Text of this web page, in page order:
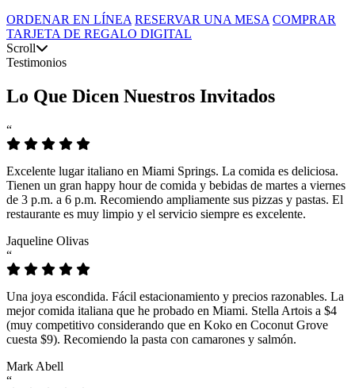
ORDENAR EN LÍNEA RESERVAR UNA MESA COMPRAR
TARJETA DE REGALO DIGITAL
Scroll
Testimonios
Lo Que Dicen Nuestros Invitados
“
Excelente lugar italiano en Miami Springs. La comida es deliciosa.
Tienen un gran happy hour de comida y bebidas de martes a viernes
de 3 p.m. a 6 p.m. Recomiendo ampliamente sus pizzas y pastas. El
restaurante es muy limpio y el servicio siempre es excelente.
Jaqueline Olivas
“
Una joya escondida. Fácil estacionamiento y precios razonables. La
mejor comida italiana que he probado en Miami. Stella Artois a $4
(muy competitivo considerando que en Koko en Coconut Grove
cuesta $9). Recomiendo la pasta con camarones y salmón.
Mark Abell
“